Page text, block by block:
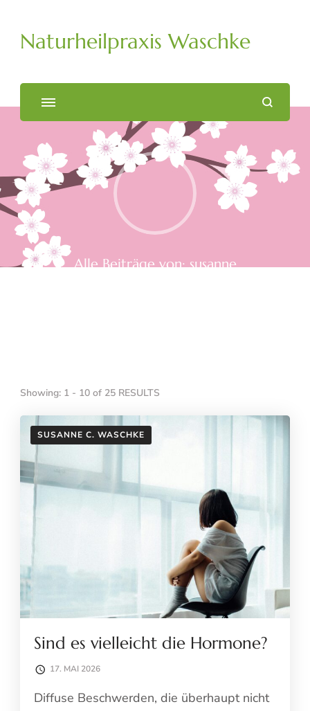
Naturheilpraxis Waschke
Alle Beiträge von: susanne
Showing: 1 - 10 of 25 RESULTS
SUSANNE C. WASCHKE
Sind es vielleicht die Hormone?
17. MAI 2026
Diffuse Beschwerden, die überhaupt nicht